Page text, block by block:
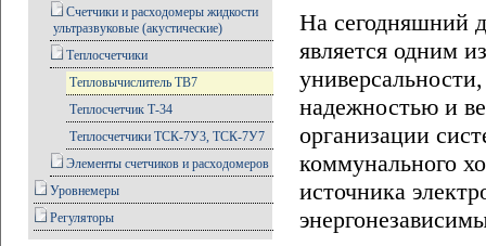
Счетчики и расходомеры жидкости
ультразвуковые (акустические)
Теплосчетчики
Тепловычислитель ТВ7
Теплосчетчик Т-34
Теплосчетчики ТСК-7У3, ТСК-7У7
Элементы счетчиков и расходомеров
Уровнемеры
Регуляторы
На сегодняшний
является одним
надежностью и
организации
коммунального
источника